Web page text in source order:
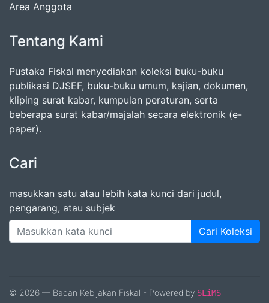
Area Anggota
Tentang Kami
Pustaka Fiskal menyediakan koleksi buku-buku
publikasi DJSEF, buku-buku umum, kajian, dokumen,
kliping surat kabar, kumpulan peraturan, serta
beberapa surat kabar/majalah secara elektronik (e-
paper).
Cari
masukkan satu atau lebih kata kunci dari judul,
pengarang, atau subjek
Cari Koleksi
© 2026 — Badan Kebijakan Fiskal - Powered by SLiMS